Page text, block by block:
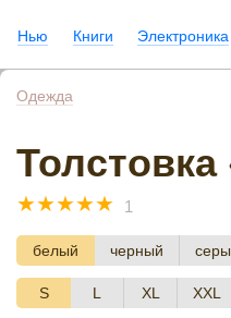
Нью Книги Электроника
Одежда
☆
☆
☆
☆
☆ 1
белый черный
S L XL XXL